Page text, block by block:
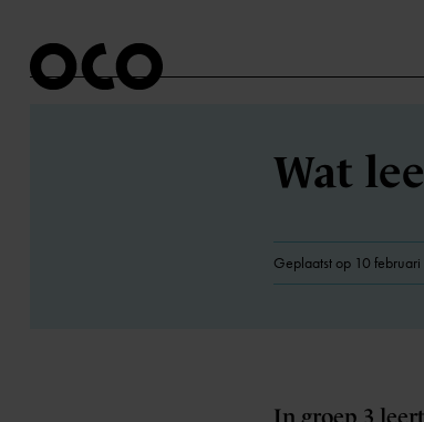
Wat
Geplaatst op 10
In groep 3